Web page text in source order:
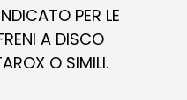
PER LE
A DISCO
O SIMILI.